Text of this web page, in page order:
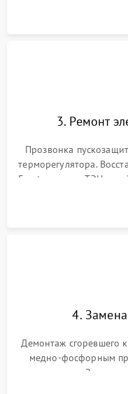
3. Ремонт
Прозвонка
терморегулятора.
Frost, включая ТЭН
платы
4.
Демонтаж сгоревшего
медно-фосфорным
осушителя. Замена
сломанных заслонок